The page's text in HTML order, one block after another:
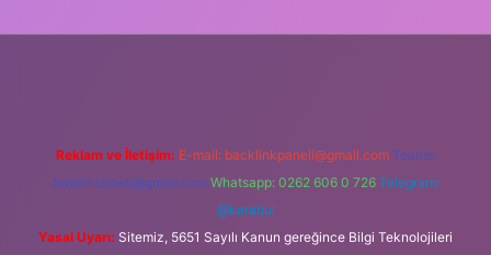
Reklam ve İletişim: E-mail: backlinkpaneli@gmail.com Teams:
forumhizmeti@gmail.com Whatsapp: 0262 606 0 726 Telegram:
@karabul
Yasal Uyarı: Sitemiz, 5651 Sayılı Kanun gereğince Bilgi Teknolojileri